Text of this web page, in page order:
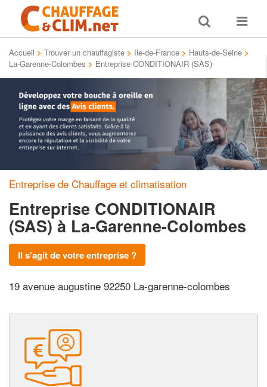
Toggle
search
Toggle
Accueil > Trouver un chauffagiste > Ile-de-France > Hauts-de-Seine >
La-Garenne-Colombes > Entreprise CONDITIONAIR (SAS)
Entreprise de Chauffage et climatisation
Entreprise CONDITIONAIR
(SAS)à La-Garenne-Colombes
Il s'agit de votre entreprise ?
19 avenue augustine 92250 La-garenne-colombes